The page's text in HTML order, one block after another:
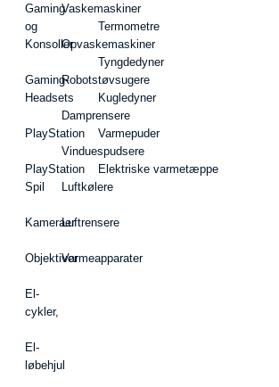
Gaming
og
Konsoller
Gaming-
Headsets
PlayStation
PlayStation
Spil
Kameraer
Objektiver
El-
cykler,
El-
løbehjul
Vaskemaskiner
Opvaskemaskiner
Robotstøvsugere
Damprensere
Vinduespudsere
Luftkølere
Luftrensere
Varmeapparater
Termometre
Tyngdedyner
Kugledyner
Varmepuder
Elektriske varmetæppe